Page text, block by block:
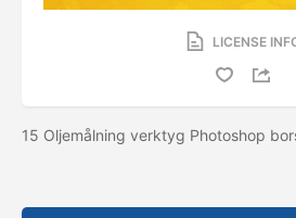
LICENSE
15 Oljemålning verktyg Photoshop